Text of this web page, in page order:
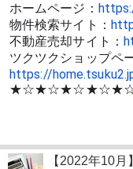
ホームページ：
物件検索サイト：
不動産売却サイト：
ツクツクショップペ
https://
【2022年10月